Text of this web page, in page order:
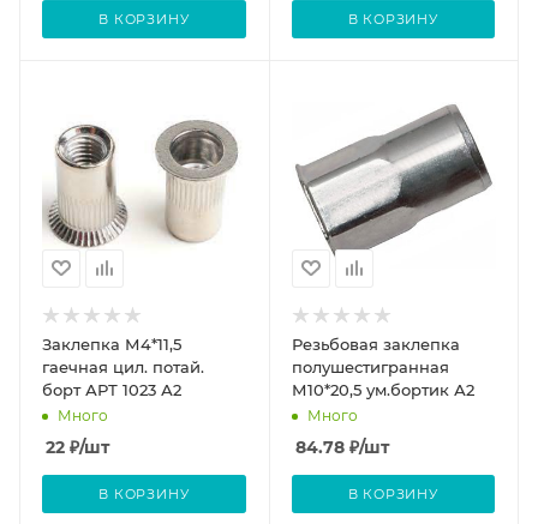
В КОРЗИНУ В КОРЗИНУ
Заклепка М4*11,5
гаечная цил. потай.
борт АРТ 1023 А2
Много
22 ₽/шт
В КОРЗИНУ
Резьбовая заклепка
полушестигранная
М10*20,5 ум.бортик А2
Много
84.78₽/шт
В КОРЗИНУ